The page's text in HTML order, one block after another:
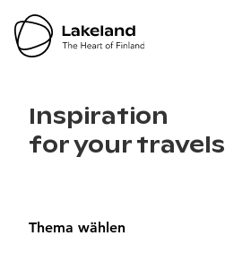
sisältöön
Inspiration
for your travels
Thema wählen